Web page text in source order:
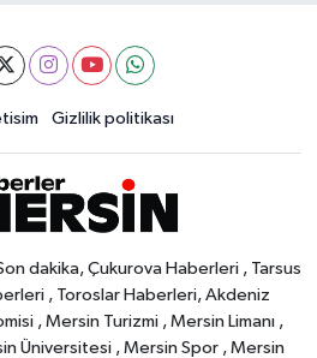
Gizlilik politikası
dakika, Çukurova Haberleri , Tarsus
, Toroslar Haberleri, Akdeniz
, Mersin Turizmi , Mersin Limanı ,
Üniversitesi , Mersin Spor , Mersin